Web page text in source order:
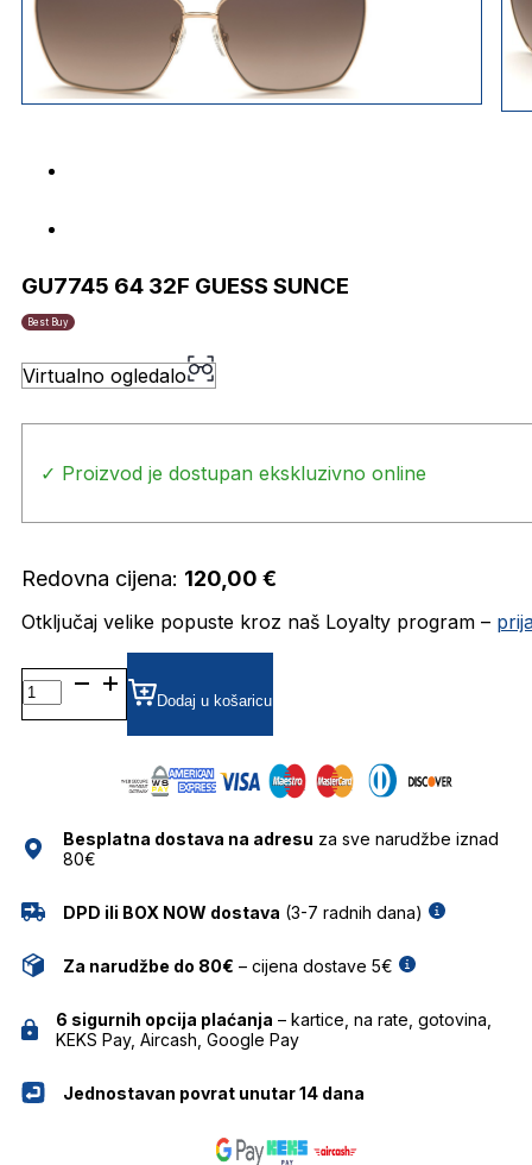
GU7745 64 32F GUESS SUNCE
Best Buy
Virtualno ogledalo
✓ Proizvod je dostupan ekskluzivno online
Redovna cijena: 120,00 €
Otključaj velike popuste kroz naš Loyalty program –
GU7745
64
32F
Dodaj u košaricu
Besplatna dostava na adresu za sve narudžbe iznad
80€
DPD ili BOX NOW dostava (3-7 radnih dana)
Za narudžbe do 80€ – cijena dostave 5€
6 sigurnih opcija plaćanja – kartice, na rate, gotovina,
KEKS Pay, Aircash, Google Pay
Jednostavan povrat unutar 14 dana